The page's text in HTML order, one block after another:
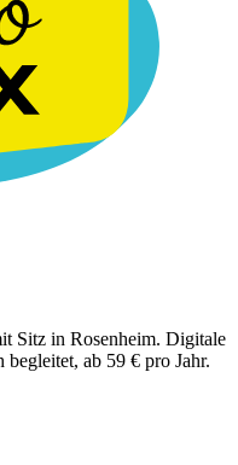
Sitz in Rosenheim. Digitale
ab 59 € pro Jahr.